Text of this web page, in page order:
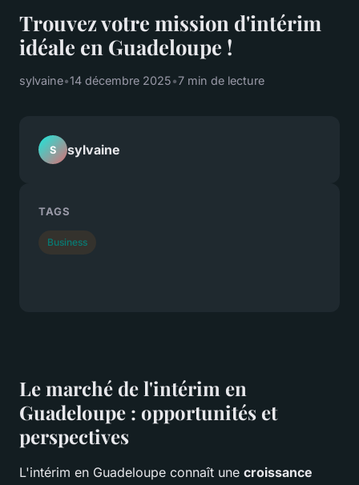
Trouvez votre mission d'intérim
idéale en Guadeloupe !
sylvaine•14 décembre 2025•7 min de lecture
Le marché de l'intérim en
Guadeloupe : opportunités et
perspectives
L'intérim en Guadeloupe connaît une croissance
S sylvaine
TAGS
Business